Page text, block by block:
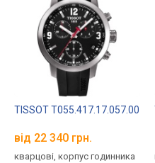
TISSOT T055.417.17.057.00
від 22 340 грн.
кварцові, корпус годинника